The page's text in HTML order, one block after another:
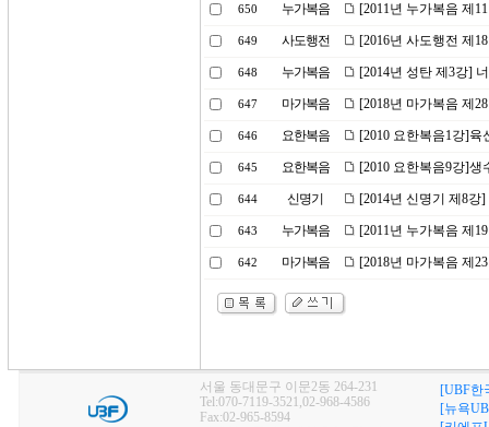
650 누가복음 [2011년 누가복음 제
649 사도행전 [2016년 사도행전 제
648 누가복음 [2014년 성탄 제3강]
647 마가복음 [2018년 마가복음 제
646 요한복음 [2010 요한복음1강]육
645 요한복음 [2010 요한복음9강]생
644 신명기 [2014년 신명기 제8강
643 누가복음 [2011년 누가복음 제
642 마가복음 [2018년 마가복음 제
서울 동대문구 이문2동 264-231
Tel:070-7119-3521,02-968-4586
Fax:02-965-8594
[UBF한
[뉴욕